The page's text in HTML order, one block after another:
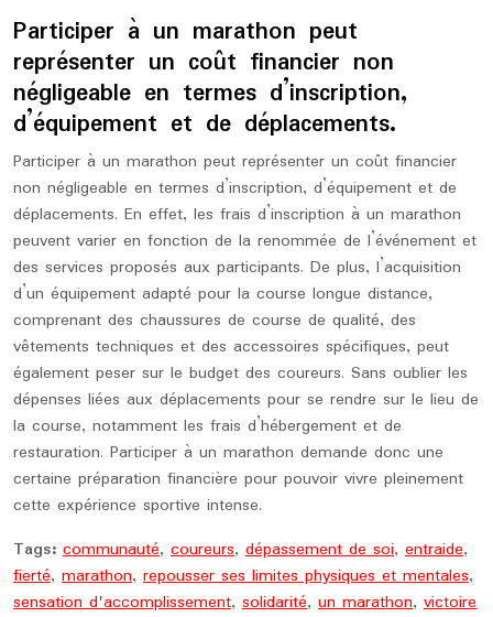
Participer à un marathon peut
représenter un coût financier non
négligeable en termes d’inscription,
d’équipement et de déplacements.
Participer à un marathon peut représenter un coût financier
non négligeable en termes d’inscription, d’équipement et de
déplacements. En effet, les frais d’inscription à un marathon
peuvent varier en fonction de la renommée de l’événement et
des services proposés aux participants. De plus, l’acquisition
d’un équipement adapté pour la course longue distance,
comprenant des chaussures de course de qualité, des
vêtements techniques et des accessoires spécifiques, peut
également peser sur le budget des coureurs. Sans oublier les
dépenses liées aux déplacements pour se rendre sur le lieu de
la course, notamment les frais d’hébergement et de
restauration. Participer à un marathon demande donc une
certaine préparation financière pour pouvoir vivre pleinement
cette expérience sportive intense.
Tags: communauté, coureurs, dépassement de soi, entraide,
fierté, marathon, repousser ses limites physiques et mentales,
sensation d'accomplissement, solidarité, un marathon, victoire